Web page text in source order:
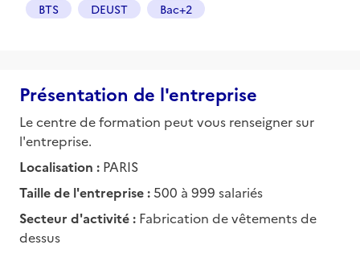
BTS DEUST Bac+2
Présentation de l'entreprise
Le centre de formation peut vous renseigner sur
l'entreprise.
Localisation : PARIS
Taille de l'entreprise : 500 à 999 salariés
Secteur d'activité : Fabrication de vêtements de
dessus